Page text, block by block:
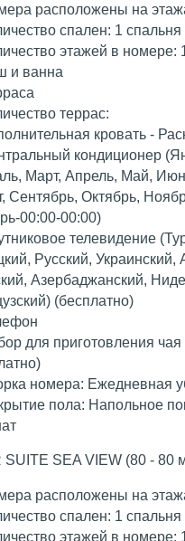
расположены на
спален: 1 спальня
этажей в номере:
и ванна
террас:
кровать -
кондиционер
Март, Апрель, Май,
Сентябрь, Октябрь,
00:00-00:00)
телевидение
Русский, Украинский,
Азербаджанский,
(бесплатно)
для приготовления
номера: Ежедневная
пола: Напольное
SUITE SEA VIEW (80 - 80
расположены на
спален: 1 спальня
этажей в номере: